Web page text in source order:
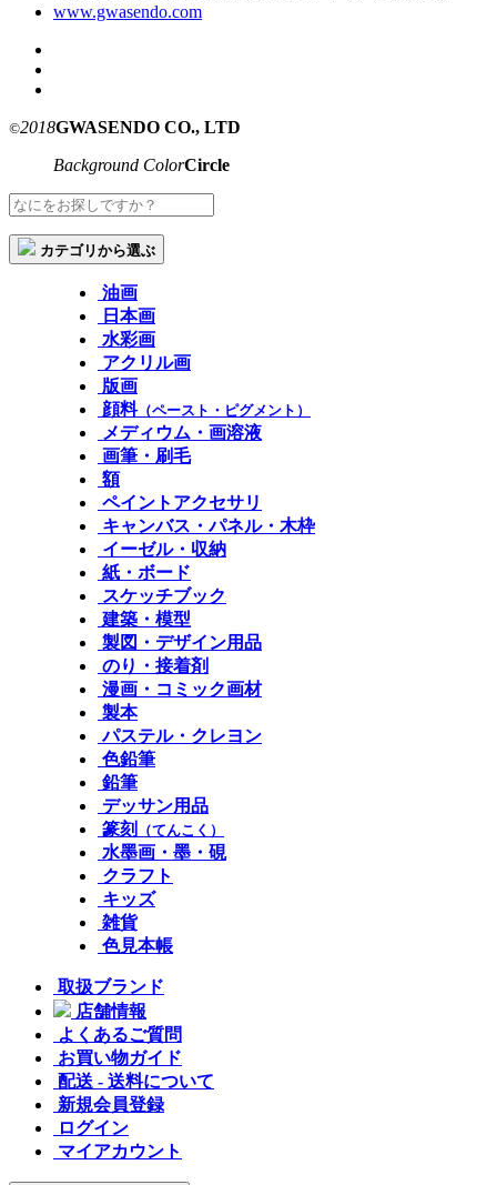
www.gwasendo.com
©2018GWASENDO CO., LTD
Background ColorCircle
カテゴリから選ぶ
油画
日本画
水彩画
アクリル画
版画
顔料（ペースト・ピグメント）
メディウム・画溶液
画筆・刷毛
額
ペイントアクセサリ
キャンバス・パネル・木枠
イーゼル・収納
紙・ボード
スケッチブック
建築・模型
製図・デザイン用品
のり・接着剤
漫画・コミック画材
製本
パステル・クレヨン
色鉛筆
鉛筆
デッサン用品
篆刻
（てんこく）
水墨画・墨・硯
クラフト
キッズ
雑貨
色見本帳
取扱ブランド
店舗情報
よくあるご質問
お買い物ガイド
配送 - 送料について
新規会員登録
ログイン
マイアカウント